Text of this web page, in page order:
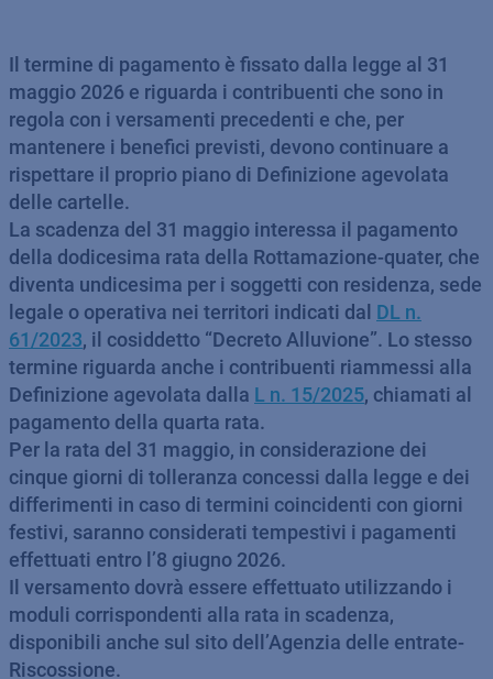
Il termine di pagamento è fissato dalla legge al 31
maggio 2026 e riguarda i contribuenti che sono in
regola con i versamenti precedenti e che, per
mantenere i benefici previsti, devono continuare a
rispettare il proprio piano di Definizione agevolata
delle cartelle.
La scadenza del 31 maggio interessa il pagamento
della dodicesima rata della Rottamazione-quater, che
diventa undicesima per i soggetti con residenza, sede
legale o operativa nei territori indicati dal DL n.
61/2023, il cosiddetto “Decreto Alluvione”. Lo stesso
termine riguarda anche i contribuenti riammessi alla
Definizione agevolata dalla L n. 15/2025, chiamati al
pagamento della quarta rata.
Per la rata del 31 maggio, in considerazione dei
cinque giorni di tolleranza concessi dalla legge e dei
differimenti in caso di termini coincidenti con giorni
festivi, saranno considerati tempestivi i pagamenti
effettuati entro l’8 giugno 2026.
Il versamento dovrà essere effettuato utilizzando i
moduli corrispondenti alla rata in scadenza,
disponibili anche sul sito dell’Agenzia delle entrate-
Riscossione.